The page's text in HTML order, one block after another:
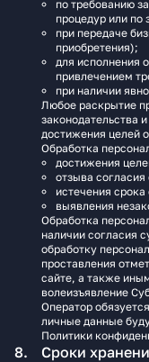
по требованию
процедур или по
при передаче
приобретения);
для исполнения
привлечением
при наличии
Любое раскрытие
законодательства
достижения целей
Обработка
достижения
отзыва
истечения
выявления
Обработка
наличии согласия
обработку
проставления
сайте, а также
волеизъявление
Оператор
личные данные
Политики
Сроки